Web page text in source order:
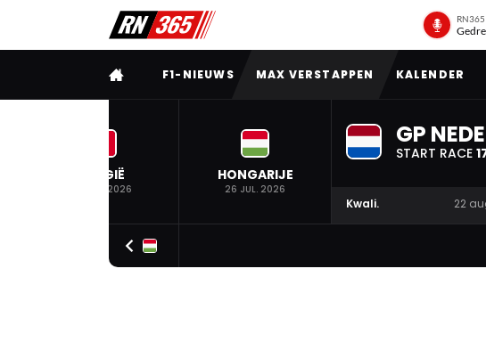
VOLLEDIG MENU
F1-NIEUWS MAX VERSTAPPEN KALENDER
BELGIË
19 JUL. 2026
HONGARIJE
26 JUL. 2026
GP
START RACE
Kwali. 22